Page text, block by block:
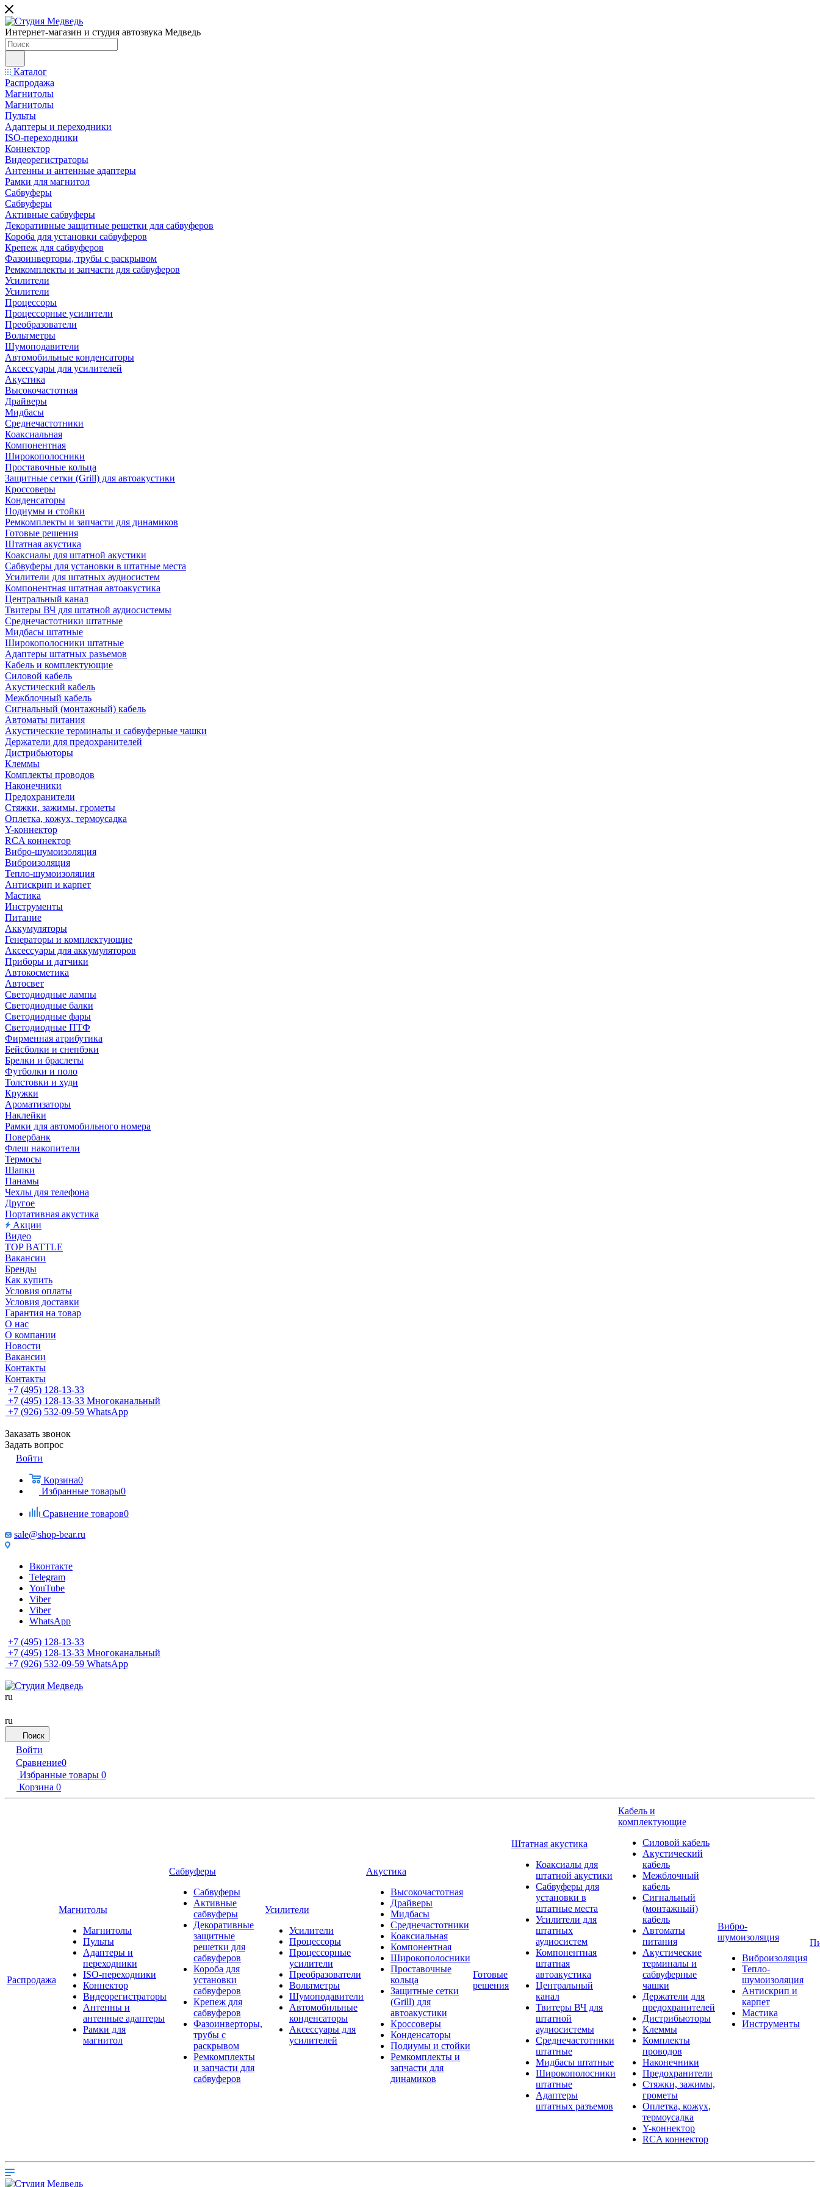
Интернет-магазин и студия автозвука Медведь
Каталог
Распродажа
Магнитолы
Магнитолы
Пульты
Адаптеры и переходники
ISO-переходники
Коннектор
Видеорегистраторы
Антенны и антенные адаптеры
Рамки для магнитол
Сабвуферы
Сабвуферы
Активные сабвуферы
Декоративные защитные решетки для сабвуферов
Короба для установки сабвуферов
Крепеж для сабвуферов
Фазоинверторы, трубы с раскрывом
Ремкомплекты и запчасти для сабвуферов
Усилители
Усилители
Процессоры
Процессорные усилители
Преобразователи
Вольтметры
Шумоподавители
Автомобильные конденсаторы
Аксессуары для усилителей
Акустика
Высокочастотная
Драйверы
Мидбасы
Среднечастотники
Коаксиальная
Компонентная
Широкополосники
Проставочные кольца
Защитные сетки (Grill) для автоакустики
Кроссоверы
Конденсаторы
Подиумы и стойки
Ремкомплекты и запчасти для динамиков
Готовые решения
Штатная акустика
Коаксиалы для штатной акустики
Сабвуферы для установки в штатные места
Усилители для штатных аудиосистем
Компонентная штатная автоакустика
Центральный канал
Твитеры ВЧ для штатной аудиосистемы
Среднечастотники штатные
Мидбасы штатные
Широкополосники штатные
Адаптеры штатных разъемов
Кабель и комплектующие
Силовой кабель
Акустический кабель
Межблочный кабель
Сигнальный (монтажный) кабель
Автоматы питания
Акустические терминалы и сабвуферные чашки
Держатели для предохранителей
Дистрибьюторы
Клеммы
Комплекты проводов
Наконечники
Предохранители
Стяжки, зажимы, грометы
Оплетка, кожух, термоусадка
Y-коннектор
RCA коннектор
Вибро-шумоизоляция
Виброизоляция
Тепло-шумоизоляция
Антискрип и карпет
Мастика
Инструменты
Питание
Аккумуляторы
Генераторы и комплектующие
Аксессуары для аккумуляторов
Приборы и датчики
Автокосметика
Автосвет
Светодиодные лампы
Светодиодные балки
Светодиодные фары
Светодиодные ПТФ
Фирменная атрибутика
Бейсболки и снепбэки
Брелки и браслеты
Футболки и поло
Толстовки и худи
Кружки
Ароматизаторы
Наклейки
Рамки для автомобильного номера
Повербанк
Флеш накопители
Термосы
Шапки
Панамы
Чехлы для телефона
Другое
Портативная акустика
Акции
Видео
TOP BATTLE
Вакансии
Бренды
Как купить
Условия оплаты
Условия доставки
Гарантия на товар
О нас
О компании
Новости
Вакансии
Контакты
Контакты
+7 (495) 128-13-33
+7 (495) 128-13-33 Многоканальный
+7 (926) 532-09-59 WhatsApp
Заказать звонок
Задать вопрос
Войти
Корзина0
Избранные товары0
Сравнение товаров0
sale@shop-bear.ru
Вконтакте
Telegram
YouTube
Viber
Viber
WhatsApp
+7 (495) 128-13-33
+7 (495) 128-13-33 Многоканальный
+7 (926) 532-09-59 WhatsApp
ru
ru
Поиск
Войти
Сравнение0
Избранные товары 0
Корзина 0
Распродажа
Магнитолы
Магнитолы
Пульты
Адаптеры и
переходники
ISO-переходники
Коннектор
Видеорегистраторы
Антенны и
антенные адаптеры
Рамки для
магнитол
Сабвуферы
Сабвуферы
Активные
сабвуферы
Декоративные
защитные
решетки для
сабвуферов
Короба для
установки
сабвуферов
Крепеж для
сабвуферов
Фазоинверторы,
трубы с
раскрывом
Ремкомплекты
и запчасти для
сабвуферов
Усилители
Усилители
Процессоры
Процессорные
усилители
Преобразователи
Вольтметры
Шумоподавители
Автомобильные
конденсаторы
Аксессуары для
усилителей
Акустика
Высокочастотная
Драйверы
Мидбасы
Среднечастотники
Коаксиальная
Компонентная
Широкополосники
Проставочные
кольца
Защитные сетки
(Grill) для
автоакустики
Кроссоверы
Конденсаторы
Подиумы и стойки
Ремкомплекты и
запчасти для
динамиков
Готовые
решения
Штатная акустика
Коаксиалы для
штатной акустики
Сабвуферы для
установки в
штатные места
Усилители для
штатных
аудиосистем
Компонентная
штатная
автоакустика
Центральный
канал
Твитеры ВЧ для
штатной
аудиосистемы
Среднечастотники
штатные
Мидбасы штатные
Широкополосники
штатные
Адаптеры
штатных разъемов
Кабель и
комплектующие
Силовой кабель
Акустический
кабель
Межблочный
кабель
Сигнальный
(монтажный)
кабель
Автоматы
питания
Акустические
терминалы и
сабвуферные
чашки
Держатели для
предохранителей
Дистрибьюторы
Клеммы
Комплекты
проводов
Наконечники
Предохранители
Стяжки, зажимы,
грометы
Оплетка, кожух,
термоусадка
Y-коннектор
RCA коннектор
Вибро-
шумоизоляция
Виброизоляция
Тепло-
шумоизоляция
Антискрип и
карпет
Мастика
Инструменты